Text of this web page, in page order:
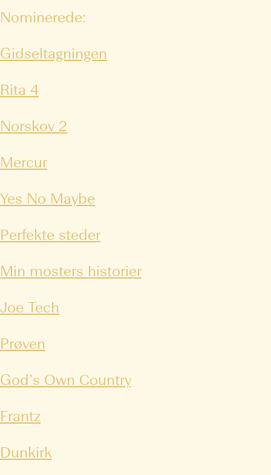
Nominerede:
Gidseltagningen
Rita 4
Norskov 2
Mercur
Yes No Maybe
Perfekte steder
Min mosters historier
Joe Tech
Prøven
God’s Own Country
Frantz
Dunkirk